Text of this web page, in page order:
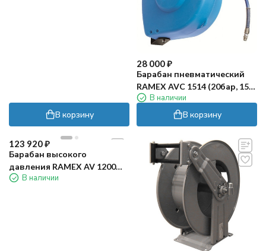
В корзину
28 000₽
Барабан пневматический
RAMEX AVC 1514 (20бар, 15м,
пласт)В наличии
В корзину
123 920₽
Барабан высокого
давления RAMEX AV 1200
(100бар, 13м, нерж)
В наличии